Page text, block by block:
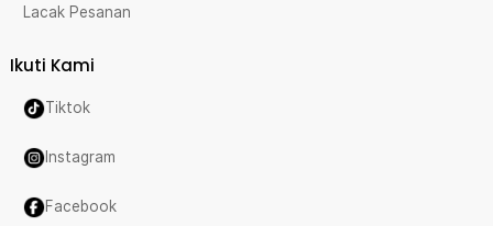
Lacak Pesanan
Ikuti Kami
Tiktok
Instagram
Facebook